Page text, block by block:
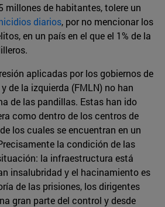
millones de habitantes, tolere un
diarios, por no mencionar los
en un país en el que el 1% de la
aplicadas por los gobiernos de
de la izquierda (FMLN) no han
de las pandillas. Estas han ido
como dentro de los centros de
los cuales se encuentran en un
la condición de las
la infraestructura está
insalubridad y el hacinamiento es
de las prisiones, los dirigentes
gran parte del control y desde